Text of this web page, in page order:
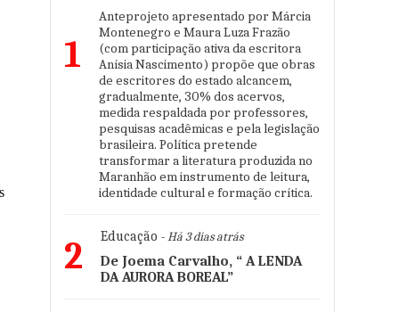
1
Anteprojeto apresentado por Márcia
Montenegro e Maura Luza Frazão
(com participação ativa da escritora
Anísia Nascimento) propõe que obras
de escritores do estado alcancem,
gradualmente, 30% dos acervos,
medida respaldada por professores,
pesquisas acadêmicas e pela legislação
brasileira. Política pretende
transformar a literatura produzida no
Maranhão em instrumento de leitura,
identidade cultural e formação crítica.
2 Educação - Há 3 dias atrás
De Joema Carvalho, “ A LENDA
DA AURORA BOREAL”